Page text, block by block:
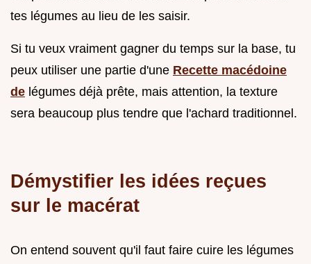
tes légumes au lieu de les saisir.
Si tu veux vraiment gagner du temps sur la base, tu
peux utiliser une partie d'une Recette macédoine
de légumes déjà prête, mais attention, la texture
sera beaucoup plus tendre que l'achard traditionnel.
Démystifier les idées reçues
sur le macérat
On entend souvent qu'il faut faire cuire les légumes